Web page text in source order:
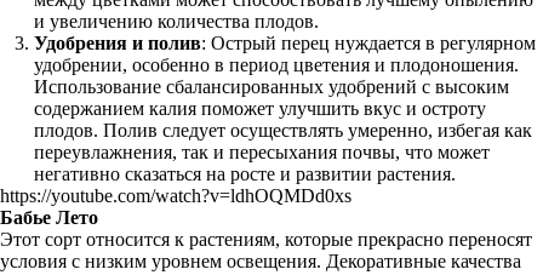
и увеличению количества плодов.
Удобрения и полив: Острый перец нуждается в регулярном
удобрении, особенно в период цветения и плодоношения.
Использование сбалансированных удобрений с высоким
содержанием калия поможет улучшить вкус и остроту
плодов. Полив следует осуществлять умеренно, избегая как
переувлажнения, так и пересыхания почвы, что может
негативно сказаться на росте и развитии растения.
https://youtube.com/watch?v=ldhOQMDd0xs
Бабье Лето
Этот сорт относится к растениям, которые прекрасно переносят
условия с низким уровнем освещения. Декоративные качества